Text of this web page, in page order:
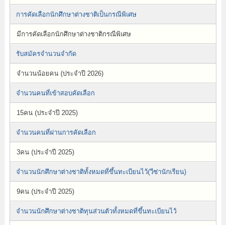
การคัดเลือกนักศึกษาต่างชาติเป็นกรณีพิเศษ
มีการคัดเลือกนักศึกษาต่างชาติกรณีพิเศษ
รับสมัครจำนวนจำกัด
จำนวนน้อยคน (ประจำปี 2026)
จำนวนคนที่เข้าสอบคัดเลือก
15คน (ประจำปี 2025)
จำนวนคนที่ผ่านการคัดเลือก
3คน (ประจำปี 2025)
จำนวนนักศึกษาต่างชาติทั้งหมดที่ขึ้นทะเบียนไว้(วีซ่านักเรียน)
9คน (ประจำปี 2025)
จำนวนนักศึกษาต่างชาติทุนส่วนตัวทั้งหมดที่ขึ้นทะเบียนไว้